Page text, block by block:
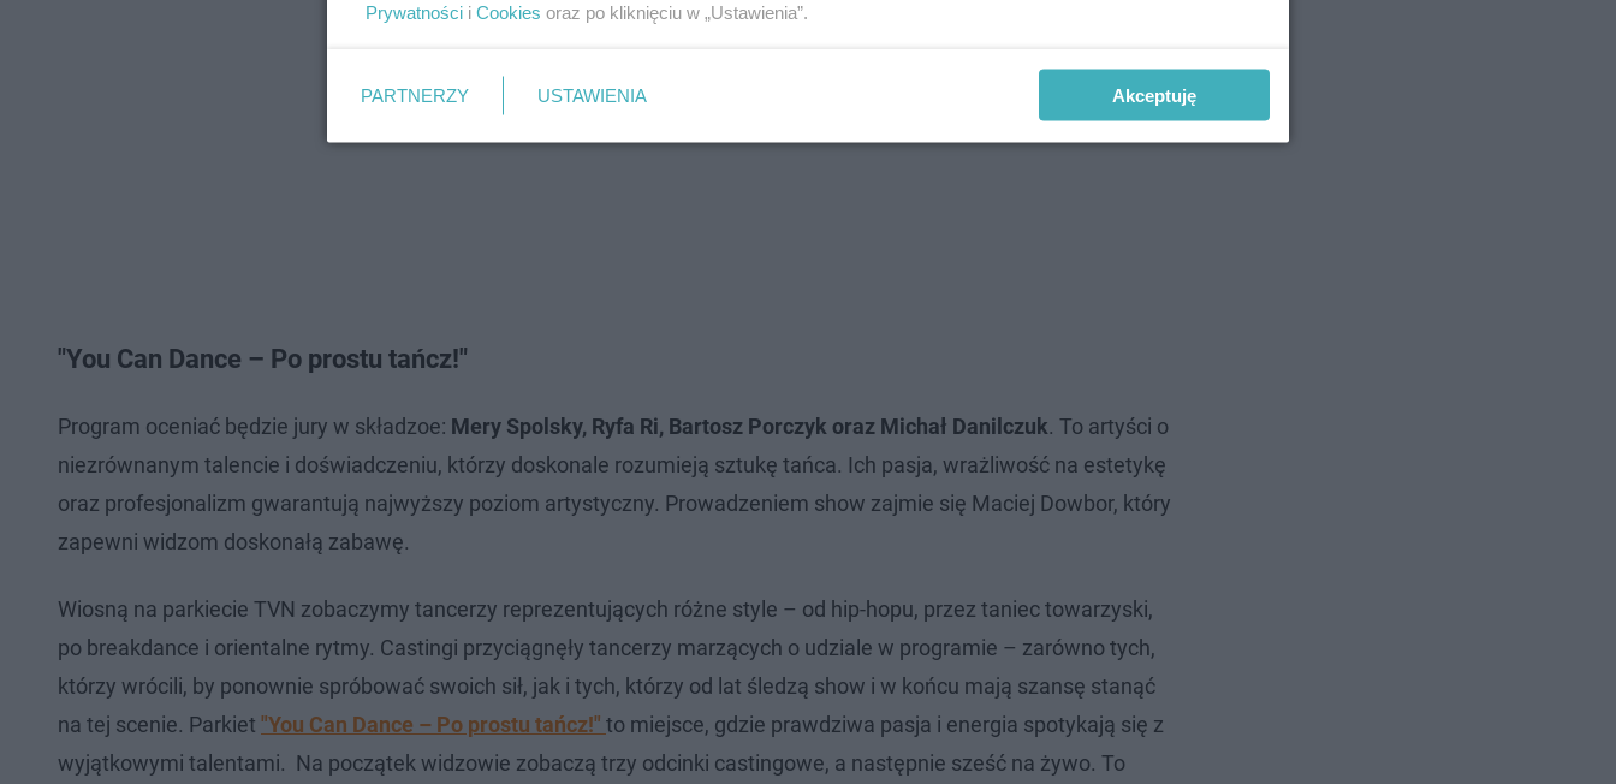
"You Can Dance – Po prostu tańcz!"
Program oceniać będzie jury w składzoe: Mery Spolsky, Ryfa Ri, Bartosz Porczyk oraz Michał Danilczuk. To artyści o
niezrównanym talencie i doświadczeniu, którzy doskonale rozumieją sztukę tańca. Ich pasja, wrażliwość na estetykę
oraz profesjonalizm gwarantują najwyższy poziom artystyczny. Prowadzeniem show zajmie się Maciej Dowbor, który
zapewni widzom doskonałą zabawę.
Wiosną na parkiecie TVN zobaczymy tancerzy reprezentujących różne style – od hip-hopu, przez taniec towarzyski,
po breakdance i orientalne rytmy. Castingi przyciągnęły tancerzy marzących o udziale w programie – zarówno tych,
którzy wrócili, by ponownie spróbować swoich sił, jak i tych, którzy od lat śledzą show i w końcu mają szansę stanąć
na tej scenie. Parkiet "You Can Dance – Po prostu tańcz!" to miejsce, gdzie prawdziwa pasja i energia spotykają się z
wyjątkowymi talentami. Na początek widzowie zobaczą trzy odcinki castingowe, a następnie sześć na żywo. To
Prywatności i Cookies oraz po kliknięciu w „Ustawienia”.
PARTNERZY USTAWIENIA Akceptuję